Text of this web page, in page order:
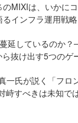
MIXIは、いかに
インフラ運用戦略
延しているのか
抜け出す5つのゲ
一氏が説く「フロ
峙すべきは未知で